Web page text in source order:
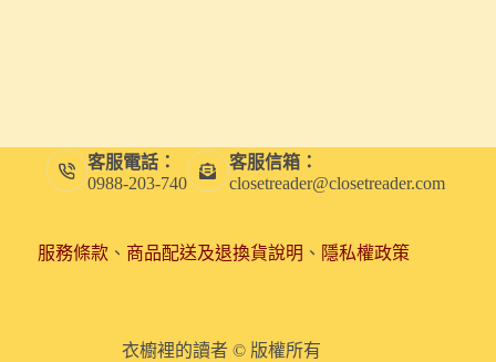
客服電話：
0988-203-740
客服信箱：
closetreader@closetreader.com
服務條款、 商品配送及退換貨說明 、 隱私權政策
衣櫥裡的讀者 © 版權所有